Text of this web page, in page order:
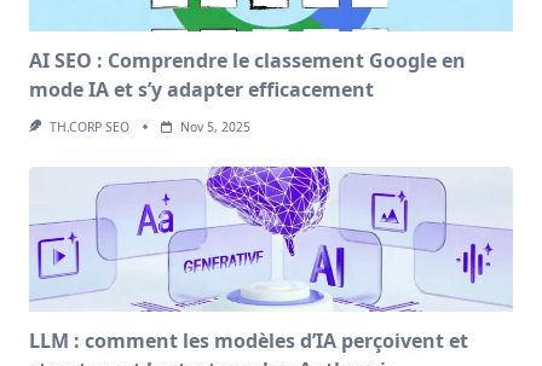
AI SEO : Comprendre le classement Google en
mode IA et s’y adapter efficacement
TH.CORP SEO Nov 5, 2025
LLM : comment les modèles d’IA perçoivent et